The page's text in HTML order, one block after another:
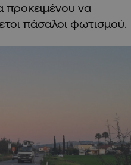
προκειμένου να
πάσαλοι φωτισμού.